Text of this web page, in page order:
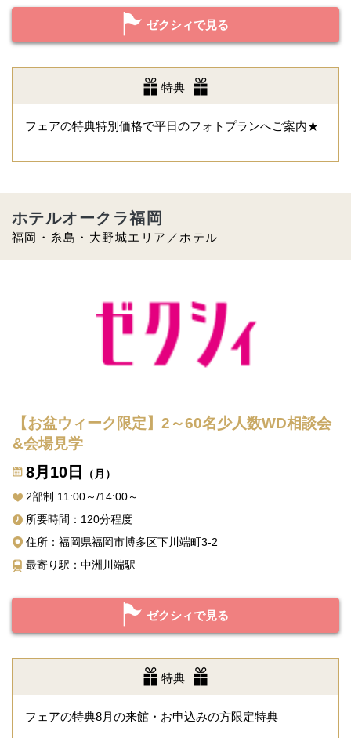
ゼクシィで見る
特典
フェアの特典特別価格で平日のフォトプランへご案内★
福岡・糸島・大野城エリア／ホテル
ホテルオークラ福岡
【お盆ウィーク限定】2～60名少人数WD相談会
&会場見学
8月10日
（月）
2部制 11:00～/14:00～
所要時間：120分程度
住所：福岡県福岡市博多区下川端町3-2
最寄り駅：中洲川端駅
ゼクシィで見る
特典
フェアの特典8月の来館・お申込みの方限定特典